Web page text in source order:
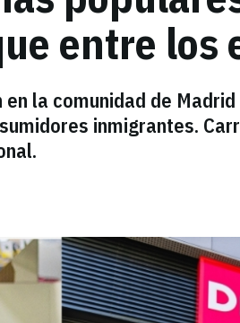
entre los
la comunidad de
inmigrantes.